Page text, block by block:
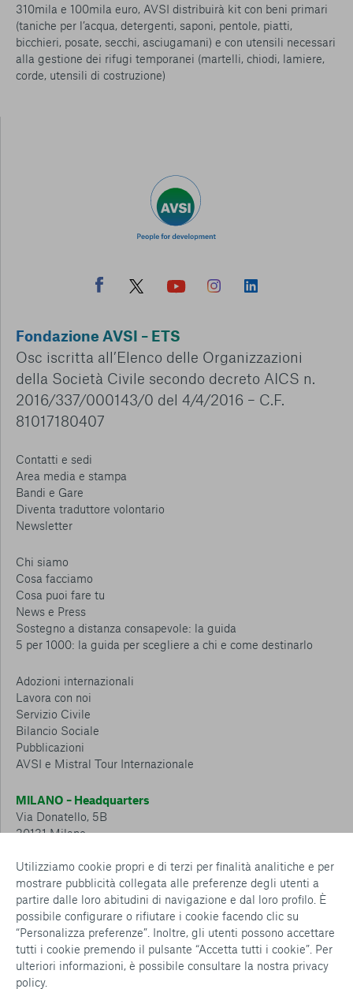
Utilizziamo cookie propri e di terzi per finalità analitiche e per
mostrare pubblicità collegata alle preferenze degli utenti a
partire dalle loro abitudini di navigazione e dal loro profilo. È
possibile configurare o rifiutare i cookie facendo clic su
“Personalizza preferenze”. Inoltre, gli utenti possono accettare
tutti i cookie premendo il pulsante “Accetta tutti i cookie”. Per
ulteriori informazioni, è possibile consultare la nostra privacy
policy.
310mila e 100mila euro, AVSI distribuirà kit con beni primari
(taniche per l’acqua, detergenti, saponi, pentole, piatti,
bicchieri, posate, secchi, asciugamani) e con utensili necessari
alla gestione dei rifugi temporanei (martelli, chiodi, lamiere,
corde, utensili di costruzione)
Fondazione AVSI – ETS
Osc iscritta all’Elenco delle Organizzazioni
della Società Civile secondo decreto AICS n.
2016/337/000143/0 del 4/4/2016 – C.F.
81017180407
Contatti e sedi
Area media e stampa
Bandi e Gare
Diventa traduttore volontario
Newsletter
Chi siamo
Cosa facciamo
Cosa puoi fare tu
News e Press
Sostegno a distanza consapevole: la guida
5 per 1000: la guida per scegliere a chi e come destinarlo
Adozioni internazionali
Lavora con noi
Servizio Civile
Bilancio Sociale
Pubblicazioni
AVSI e Mistral Tour Internazionale
MILANO – Headquarters
Via Donatello, 5B
20131 Milano
CESENA – Sostegno a distanza
Via Padre Vicinio da Sarsina, 216
47521 Cesena
Tel.: 0547 360 811
Detrazioni e deduzioni fiscali sulle donazioni: cosa sapere e